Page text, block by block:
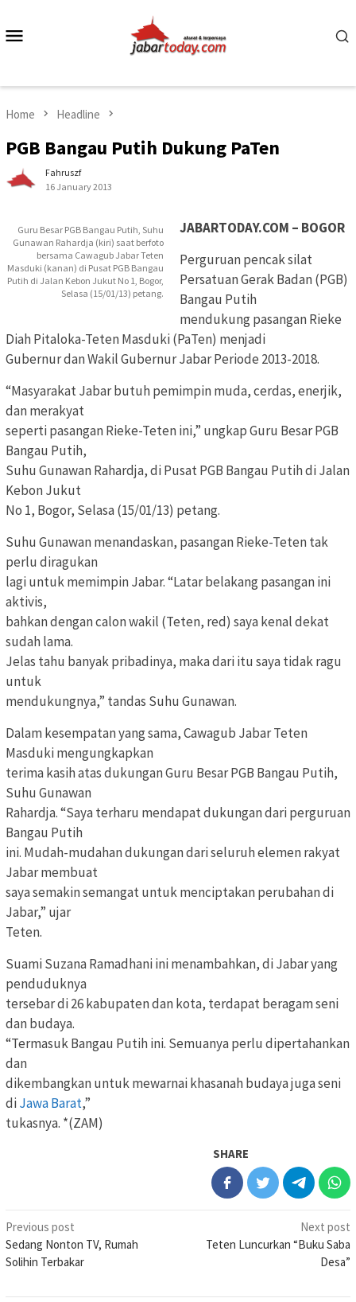
content
Home Headline
PGB Bangau Putih Dukung PaTen
Fahruszf
16 January 2013
Guru Besar PGB Bangau Putih, Suhu
Gunawan Rahardja (kiri) saat berfoto
bersama Cawagub Jabar Teten
Masduki (kanan) di Pusat PGB Bangau
Putih di Jalan Kebon Jukut No 1, Bogor,
Selasa (15/01/13) petang.
JABARTODAY.COM – BOGOR
Perguruan pencak silat
Persatuan Gerak Badan (PGB)
Bangau Putih
mendukung pasangan Rieke
Diah Pitaloka-Teten Masduki (PaTen) menjadi
Gubernur dan Wakil Gubernur Jabar Periode 2013-2018.
“Masyarakat Jabar butuh pemimpin muda, cerdas, enerjik,
dan merakyat
seperti pasangan Rieke-Teten ini,” ungkap Guru Besar PGB
Bangau Putih,
Suhu Gunawan Rahardja, di Pusat PGB Bangau Putih di Jalan
Kebon Jukut
No 1, Bogor, Selasa (15/01/13) petang.
Suhu Gunawan menandaskan, pasangan Rieke-Teten tak
perlu diragukan
lagi untuk memimpin Jabar. “Latar belakang pasangan ini
aktivis,
bahkan dengan calon wakil (Teten, red) saya kenal dekat
sudah lama.
Jelas tahu banyak pribadinya, maka dari itu saya tidak ragu
untuk
mendukungnya,” tandas Suhu Gunawan.
Dalam kesempatan yang sama, Cawagub Jabar Teten
Masduki mengungkapkan
terima kasih atas dukungan Guru Besar PGB Bangau Putih,
Suhu Gunawan
Rahardja. “Saya terharu mendapat dukungan dari perguruan
Bangau Putih
ini. Mudah-mudahan dukungan dari seluruh elemen rakyat
Jabar membuat
saya semakin semangat untuk menciptakan perubahan di
Jabar,” ujar
Teten.
Suami Suzana Ramadhani ini menambahkan, di Jabar yang
penduduknya
tersebar di 26 kabupaten dan kota, terdapat beragam seni
dan budaya.
“Termasuk Bangau Putih ini. Semuanya perlu dipertahankan
dan
dikembangkan untuk mewarnai khasanah budaya juga seni
diJawa Barat,”
tukasnya. *(ZAM)
SHARE
Post
navigation
Previous post
Sedang Nonton TV, Rumah
Solihin Terbakar
Next post
Teten Luncurkan “Buku Saba
Desa”